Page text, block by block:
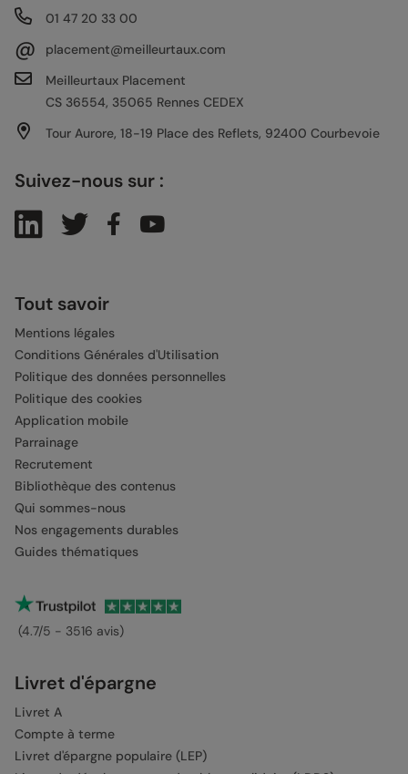
01 47 20 33 00
@
placement@meilleurtaux.com
Meilleurtaux Placement
CS 36554, 35065 Rennes CEDEX
Tour Aurore, 18-19 Place des Reflets, 92400 Courbevoie
Suivez-nous sur :
Tout savoir
Mentions légales
Conditions Générales d'Utilisation
Politique des données personnelles
Politique des cookies
Application mobile
Parrainage
Recrutement
Bibliothèque des contenus
Qui sommes-nous
Nos engagements durables
Guides thématiques
(4.7/5 - 3516 avis)
Livret d'épargne
Livret A
Compte à terme
Livret d'épargne populaire (LEP)